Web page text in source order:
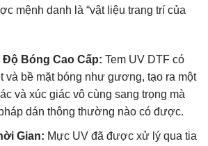
mệnh danh là “vật liệu trang trí của
Độ Bóng Cao Cấp: Tem UV DTF có
và bề mặt bóng như gương, tạo ra một
và xúc giác vô cùng sang trọng mà
dán thông thường nào có được.
Gian: Mực UV đã được xử lý qua tia